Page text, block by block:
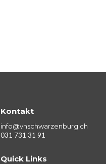
Kontakt
info@vhschwarzenburg.ch
031 731 31 91
Quick Links